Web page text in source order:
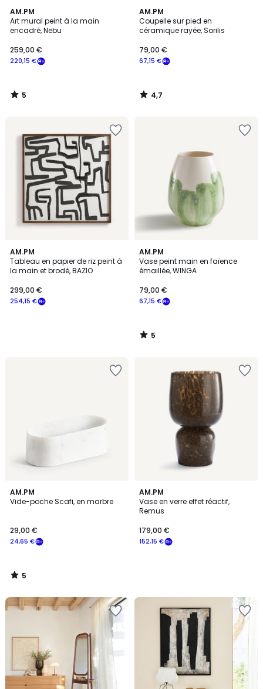
AM.PM
Art mural peint à la main
encadré, Nebu
220,15 €
259,00 €
5
/
5
5
/
AM.PM
Coupelle sur pied en
céramique rayée, Sorilis
67,15 €
79,00 €
4,7
/ 5
4,7
/
AM.PM
Tableau en papier de riz peint à
la main et brodé, BAZIO
254,15 €
299,00 €
AM.PM
Vase peint main en faïence
émaillée, WINGA
67,15 €
79,00 €
5
/
5
5
/
AM.PM
Vide-poche Scafi, en marbre
24,65 €
29,00 €
5
/
5
/
AM.PM
Vase en verre effet réactif,
Remus
152,15 €
179,00 €